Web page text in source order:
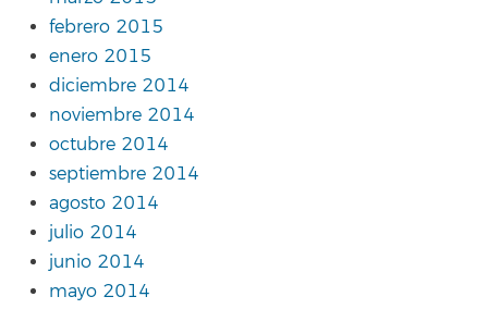
febrero 2015
enero 2015
diciembre 2014
noviembre 2014
octubre 2014
septiembre 2014
agosto 2014
julio 2014
junio 2014
mayo 2014